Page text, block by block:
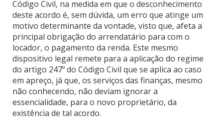
Código Civil, na medida em que o desconhecimento
deste acordo é, sem dúvida, um erro que atinge um
motivo determinante da vontade, visto que, afeta a
principal obrigação do arrendatário para com o
locador, o pagamento da renda. Este mesmo
dispositivo legal remete para a aplicação do regime
do artigo 247º do Código Civil que se aplica ao caso
em apreço, já que, os serviços das finanças, mesmo
não conhecendo, não deviam ignorar a
essencialidade, para o novo proprietário, da
existência de tal acordo.